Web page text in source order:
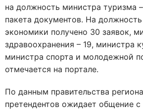
на должность министра туризма
пакета документов. На
экономики получено 30 заявок,
здравоохранения – 19, министра
министра спорта и молодежной
отмечается на портале.
По данным правительства
претендентов ожидает общение